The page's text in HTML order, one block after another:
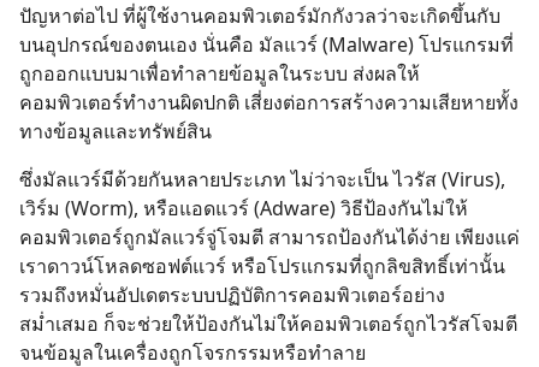
ปัญหาต่อไป ที่ผู้ใช้งานคอมพิวเตอร์มักกังวลว่าจะเกิดขึ้นกับ
บนอุปกรณ์ของตนเอง นั่นคือ มัลแวร์ (Malware) โปรแกรมที่
ถูกออกแบบมาเพื่อทำลายข้อมูลในระบบ ส่งผลให้
คอมพิวเตอร์ทำงานผิดปกติ เสี่ยงต่อการสร้างความเสียหายทั้ง
ทางข้อมูลและทรัพย์สิน
ซึ่งมัลแวร์มีด้วยกันหลายประเภท ไม่ว่าจะเป็น ไวรัส (Virus),
เวิร์ม (Worm), หรือแอดแวร์ (Adware) วิธีป้องกันไม่ให้
คอมพิวเตอร์ถูกมัลแวร์จู่โจมตี สามารถป้องกันได้ง่าย เพียงแค่
เราดาวน์โหลดซอฟต์แวร์ หรือโปรแกรมที่ถูกลิขสิทธิ์เท่านั้น
รวมถึงหมั่นอัปเดตระบบปฏิบัติการคอมพิวเตอร์อย่าง
สม่ำเสมอ ก็จะช่วยให้ป้องกันไม่ให้คอมพิวเตอร์ถูกไวรัสโจมตี
จนข้อมูลในเครื่องถูกโจรกรรมหรือทำลาย